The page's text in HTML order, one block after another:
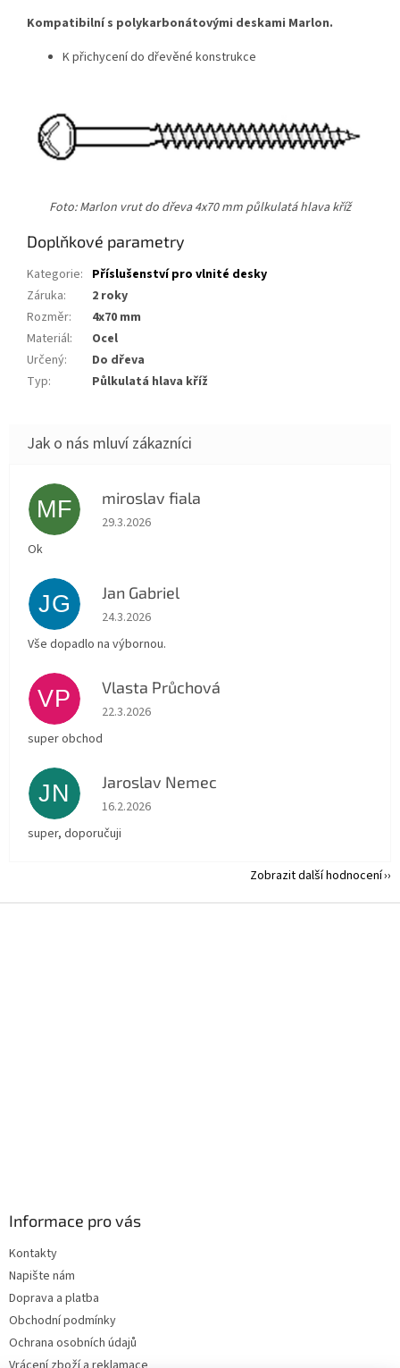
Kompatibilní s polykarbonátovými deskami Marlon.
K přichycení do dřevěné konstrukce
Foto: Marlon vrut do dřeva 4x70 mm půlkulatá hlava kříž
Doplňkové parametry
Kategorie:
Příslušenství pro vlnité desky
Záruka:
2 roky
Rozměr:
4x70 mm
Materiál:
ocel
Určený:
do dřeva
Typ: půlkulatá hlava kříž
MF miroslav fiala
Hodnocení obchodu je 5 z 5 hvězdiček.
29.3.2026
Ok
JG Jan Gabriel
Hodnocení obchodu je 5 z 5 hvězdiček.
24.3.2026
Vše dopadlo na výbornou.
VP Vlasta Průchová
Hodnocení obchodu je 5 z 5 hvězdiček.
22.3.2026
super obchod
JN Jaroslav Nemec
Hodnocení obchodu je 5 z 5 hvězdiček.
16.2.2026
super, doporučuji
Zobrazit další hodnocení
Informace pro vás
Kontakty
Napište nám
Doprava a platba
Obchodní podmínky
Ochrana osobních údajů